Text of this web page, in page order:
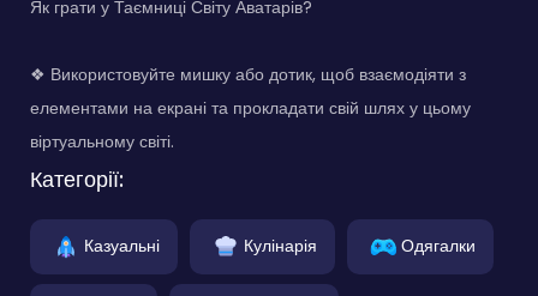
Як грати у Таємниці Світу Аватарів?
❖ Використовуйте мишку або дотик, щоб взаємодіяти з
елементами на екрані та прокладати свій шлях у цьому
віртуальному світі.
Категорії:
Казуальні Кулінарія Одягалки